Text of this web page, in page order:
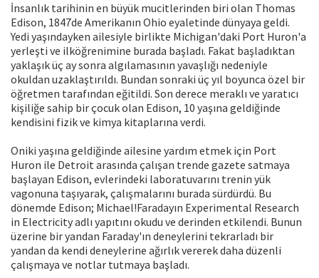
İnsanlık tarihinin en büyük mucitlerinden biri olan Thomas
Edison, 1847de Amerikanın Ohio eyaletinde dünyaya geldi.
Yedi yaşındayken ailesiyle birlikte Michigan'daki Port Huron'a
yerleşti ve ilköğrenimine burada başladı. Fakat başladıktan
yaklaşık üç ay sonra algılamasının yavaşlığı nedeniyle
okuldan uzaklaştırıldı. Bundan sonraki üç yıl boyunca özel bir
öğretmen tarafından eğitildi. Son derece meraklı ve yaratıcı
kişiliğe sahip bir çocuk olan Edison, 10 yaşına geldiğinde
kendisini fizik ve kimya kitaplarına verdi.
Oniki yaşına geldiğinde ailesine yardım etmek için Port
Huron ile Detroit arasında çalışan trende gazete satmaya
başlayan Edison, evlerindeki laboratuvarını trenin yük
vagonuna taşıyarak, çalışmalarını burada sürdürdü. Bu
dönemde Edison; Michael!Faradayın Experimental Research
in Electricity adlı yapıtını okudu ve derinden etkilendi. Bunun
üzerine bir yandan Faraday'ın deneylerini tekrarladı bir
yandan da kendi deneylerine ağırlık vererek daha düzenli
çalışmaya ve notlar tutmaya başladı.